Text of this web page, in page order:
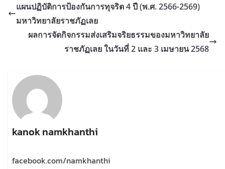
แผนปฏิบัติการป้องกันการทุจริต 4 ปี (พ.ศ. 2566-2569)
มหาวิทยาลัยราชภัฏเลย
ผลการจัดกิจกรรมส่งเสริมจริยธรรมของมหาวิทยาลัย
ราชภัฏเลย ในวันที่ 2 และ 3 เมษายน 2568
kanok namkhanthi
facebook.com/namkhanthi